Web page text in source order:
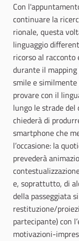
Con
continuare la
rionale, questa
linguaggio
ricorso al
durante il
smile e
provare con il
lungo le strade
chiederà di
smartphone che
l’occasione: la
prevederà
e, soprattutto, di
della passeggiata
restituzione/
partecipante) con
motivazioni-